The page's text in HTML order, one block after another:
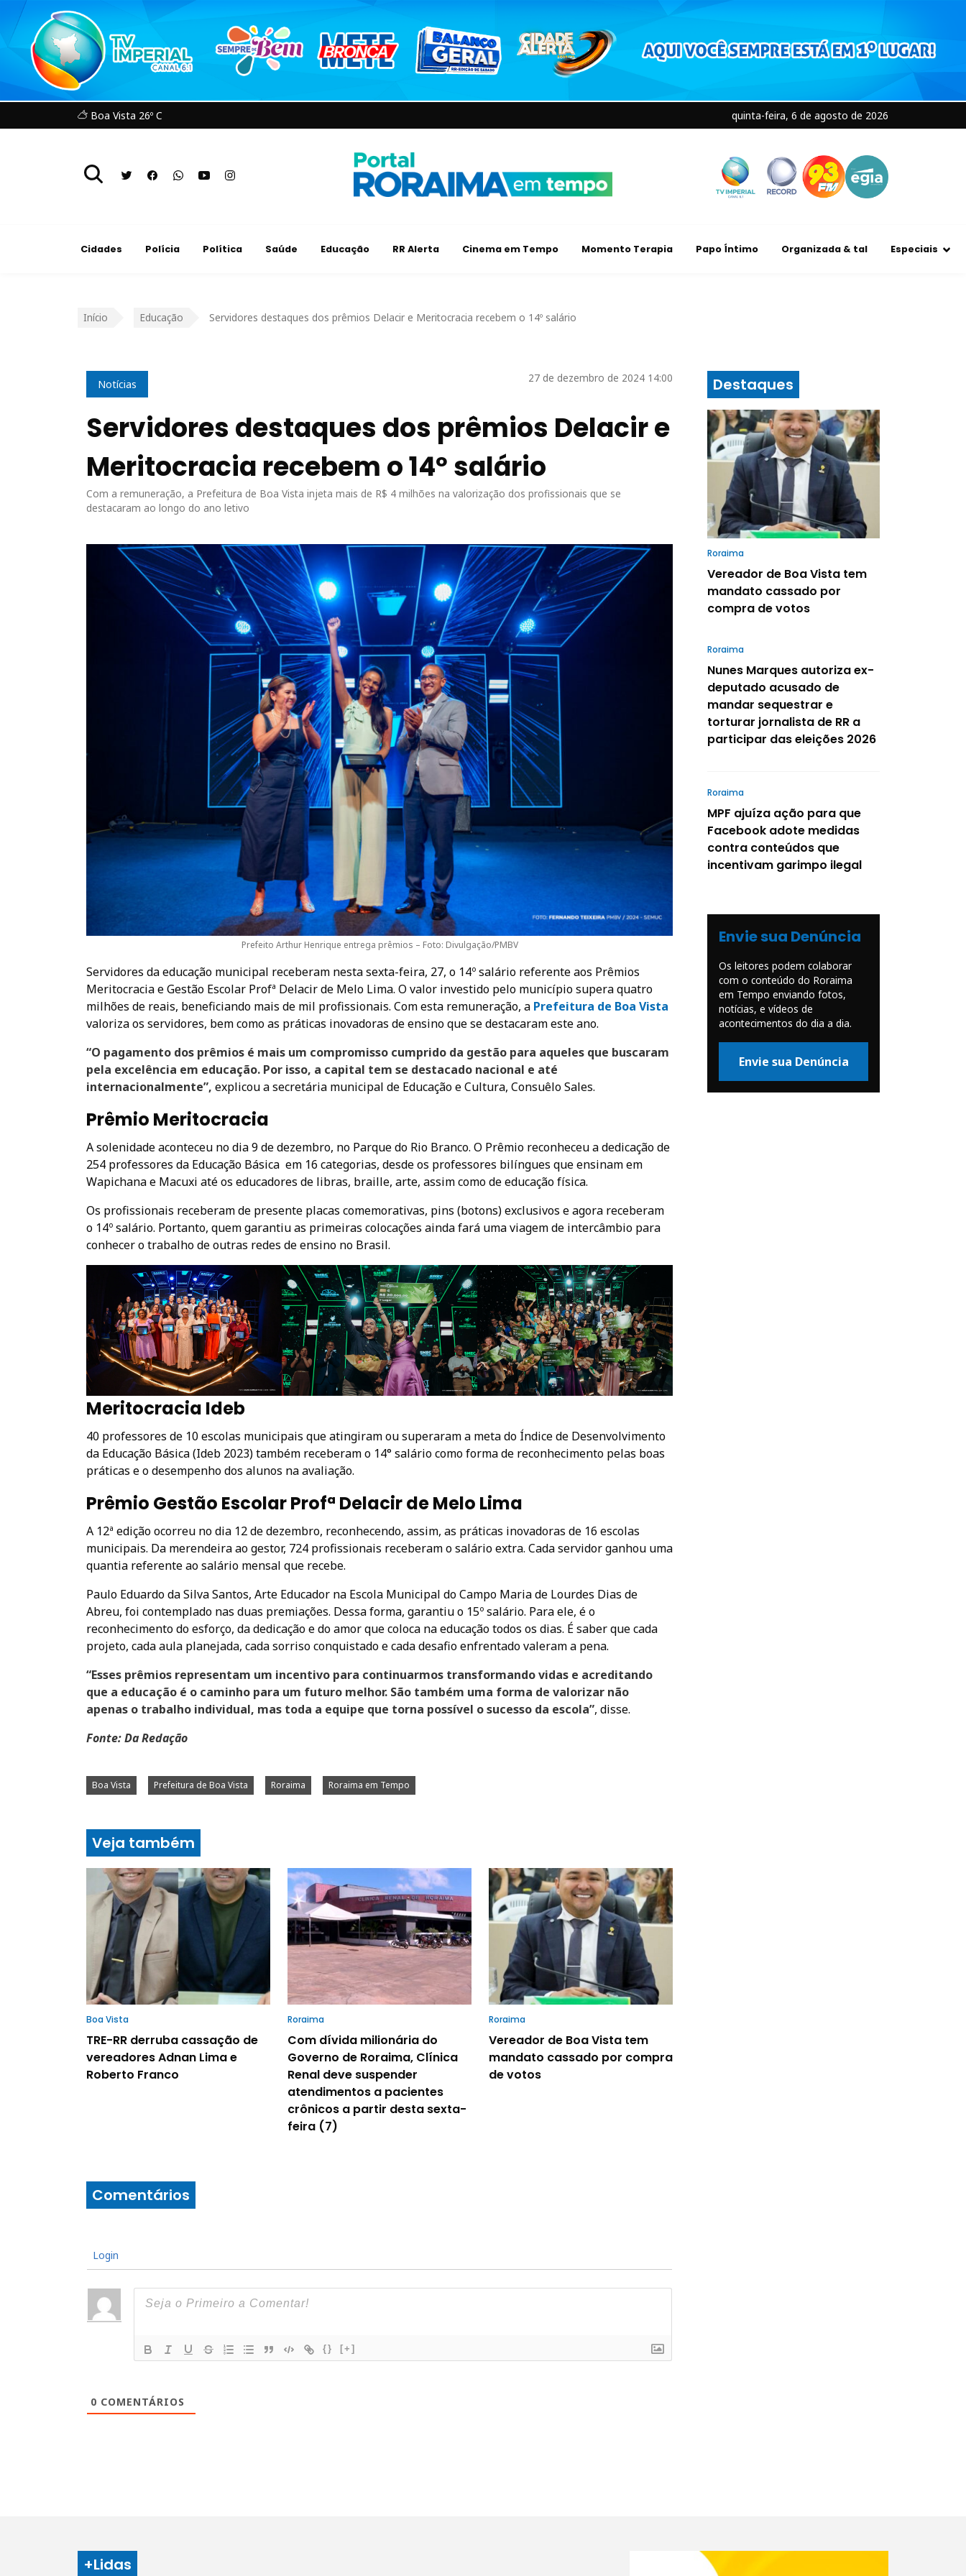
Boa Vista 26º C quinta-feira, 6 de agosto de 2026
Cidades Polícia Política Saúde Educação RR Alerta Cinema em Tempo Momento Terapia Papo Íntimo Organizada & tal Especiais
Início Educação Servidores destaques dos prêmios Delacir e Meritocracia recebem o 14º salário
Notícias 27 de dezembro de 2024 14:00
Servidores destaques dos prêmios Delacir e
Meritocracia recebem o 14º salário
Com a remuneração, a Prefeitura de Boa Vista injeta mais de R$ 4 milhões na valorização dos profissionais que se
destacaram ao longo do ano letivo
Prefeito Arthur Henrique entrega prêmios – Foto: Divulgação/PMBV
Servidores da educação municipal receberam nesta sexta-feira, 27, o 14º salário referente aos Prêmios
Meritocracia e Gestão Escolar Profª Delacir de Melo Lima. O valor investido pelo município supera quatro
milhões de reais, beneficiando mais de mil profissionais. Com esta remuneração, a Prefeitura de Boa Vista
valoriza os servidores, bem como as práticas inovadoras de ensino que se destacaram este ano.
“O pagamento dos prêmios é mais um compromisso cumprido da gestão para aqueles que buscaram
pela excelência em educação. Por isso, a capital tem se destacado nacional e até
internacionalmente”, explicou a secretária municipal de Educação e Cultura, Consuêlo Sales.
Prêmio Meritocracia
A solenidade aconteceu no dia 9 de dezembro, no Parque do Rio Branco. O Prêmio reconheceu a dedicação de
254 professores da Educação Básica em 16 categorias, desde os professores bilíngues que ensinam em
Wapichana e Macuxi até os educadores de libras, braille, arte, assim como de educação física.
Os profissionais receberam de presente placas comemorativas, pins (botons) exclusivos e agora receberam
o 14º salário. Portanto, quem garantiu as primeiras colocações ainda fará uma viagem de intercâmbio para
conhecer o trabalho de outras redes de ensino no Brasil.
Meritocracia Ideb
40 professores de 10 escolas municipais que atingiram ou superaram a meta do Índice de Desenvolvimento
da Educação Básica (Ideb 2023) também receberam o 14° salário como forma de reconhecimento pelas boas
práticas e o desempenho dos alunos na avaliação.
Prêmio Gestão Escolar Profª Delacir de Melo Lima
A 12ª edição ocorreu no dia 12 de dezembro, reconhecendo, assim, as práticas inovadoras de 16 escolas
municipais. Da merendeira ao gestor, 724 profissionais receberam o salário extra. Cada servidor ganhou uma
quantia referente ao salário mensal que recebe.
Paulo Eduardo da Silva Santos, Arte Educador na Escola Municipal do Campo Maria de Lourdes Dias de
Abreu, foi contemplado nas duas premiações. Dessa forma, garantiu o 15º salário. Para ele, é o
reconhecimento do esforço, da dedicação e do amor que coloca na educação todos os dias. É saber que cada
projeto, cada aula planejada, cada sorriso conquistado e cada desafio enfrentado valeram a pena.
“Esses prêmios representam um incentivo para continuarmos transformando vidas e acreditando
que a educação é o caminho para um futuro melhor. São também uma forma de valorizar não
apenas o trabalho individual, mas toda a equipe que torna possível o sucesso da escola”, disse.
Fonte: Da Redação
Boa Vista Prefeitura de Boa Vista Roraima Roraima em Tempo
Veja também
Boa Vista
TRE-RR derruba cassação de
vereadores Adnan Lima e
Roberto Franco
Roraima
Com dívida milionária do
Governo de Roraima, Clínica
Renal deve suspender
atendimentos a pacientes
crônicos a partir desta sexta-
feira (7)
Roraima
Vereador de Boa Vista tem
mandato cassado por compra
de votos
Comentários
Login
{} [+]
0 COMENTÁRIOS
Destaques
Roraima
Vereador de Boa Vista tem
mandato cassado por
compra de votos
Roraima
Nunes Marques autoriza ex-
deputado acusado de
mandar sequestrar e
torturar jornalista de RR a
participar das eleições 2026
Roraima
MPF ajuíza ação para que
Facebook adote medidas
contra conteúdos que
incentivam garimpo ilegal
Envie sua Denúncia
Os leitores podem colaborar
com o conteúdo do Roraima
em Tempo enviando fotos,
notícias, e vídeos de
acontecimentos do dia a dia.
Envie sua Denúncia
+Lidas